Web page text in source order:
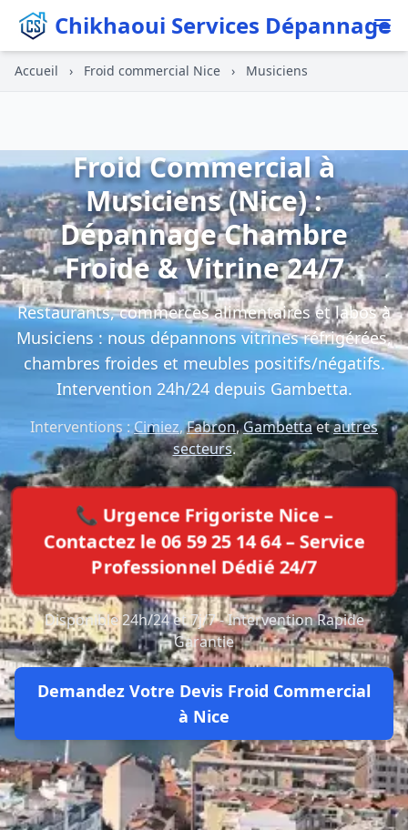
Chikhaoui Services Dépannage
Accueil › Froid commercial Nice › Musiciens
Froid Commercial à
Musiciens (Nice) :
Dépannage Chambre
Froide & Vitrine 24/7
Restaurants, commerces alimentaires et labos à
Musiciens : nous dépannons vitrines réfrigérées,
chambres froides et meubles positifs/négatifs.
Intervention 24h/24 depuis Gambetta.
Interventions :Cimiez,Fabron,Gambettaetautres
secteurs.
📞 Urgence Frigoriste Nice –
Contactez le 06 59 25 14 64 – Service
Professionnel Dédié 24/7
Disponible 24h/24 et 7j/7 - Intervention Rapide
Garantie
Demandez Votre Devis Froid Commercial
à Nice